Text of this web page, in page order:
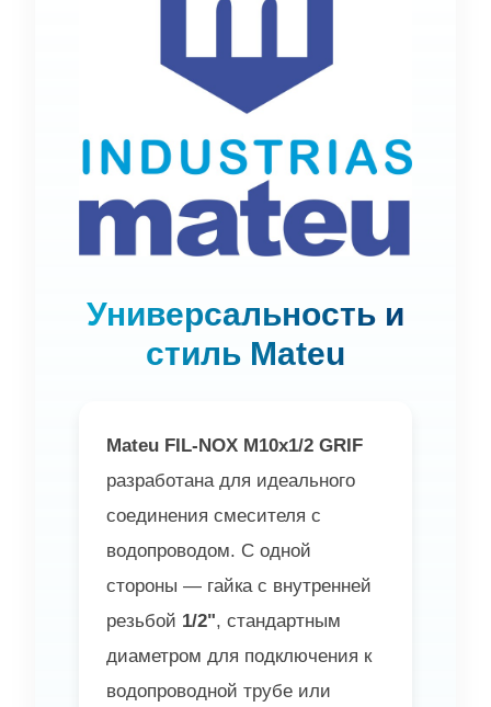
Универсальность и
стиль Mateu
Mateu FIL-NOX M10x1/2 GRIF
разработана для идеального
соединения смесителя с
водопроводом. С одной
стороны — гайка с внутренней
резьбой 1/2", стандартным
диаметром для подключения к
водопроводной трубе или